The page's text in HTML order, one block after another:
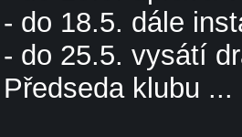
- do 18.5. dále
- do 25.5. vysátí
Předseda klubu ...